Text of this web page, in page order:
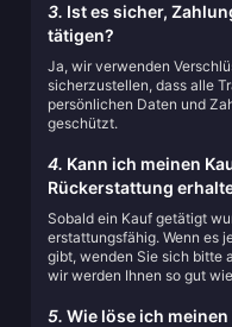
3. Ist es sicher,
tätigen?
Ja, wir verwenden
sicherzustellen, dass alle
persönlichen Daten und
geschützt.
4. Kann ich meinen
Rückerstattung
Sobald ein Kauf getätigt
erstattungsfähig. Wenn es
gibt, wenden Sie sich bitte
wir werden Ihnen so gut
5. Wie löse ich